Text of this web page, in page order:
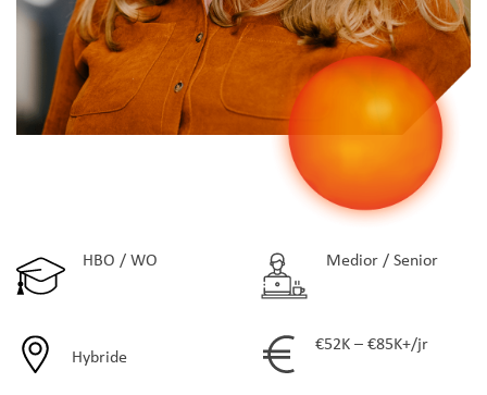
HBO / WO Medior / Senior
Hybride
€52K – €85K+/jr